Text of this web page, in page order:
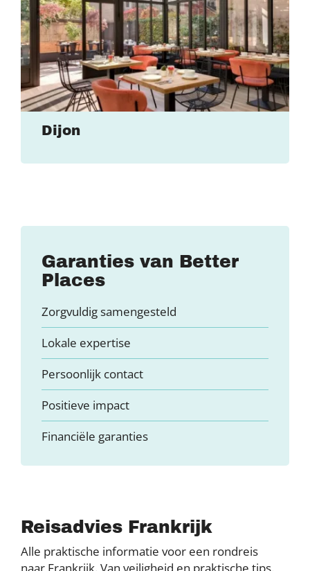
Dijon
Garanties van Better
Places
Zorgvuldig samengesteld
Lokale expertise
Persoonlijk contact
Positieve impact
Financiële garanties
Reisadvies Frankrijk
Alle praktische informatie voor een rondreis